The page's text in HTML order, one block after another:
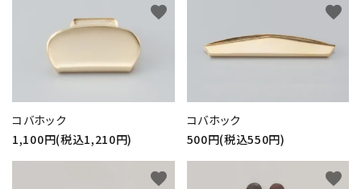
コバホック
1,100円(税込1,210円)
favorite
コバホック
500円(税込550円)
favorite
favorite favorite